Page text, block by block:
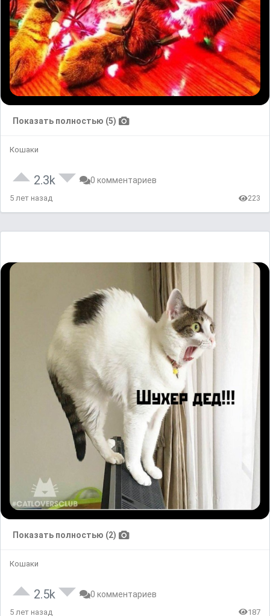
Показать полностью (5)
Кошаки
2.3k 0 комментариев
5 лет назад 223
Показать полностью (2)
Кошаки
2.5k 0 комментариев
5 лет назад 187